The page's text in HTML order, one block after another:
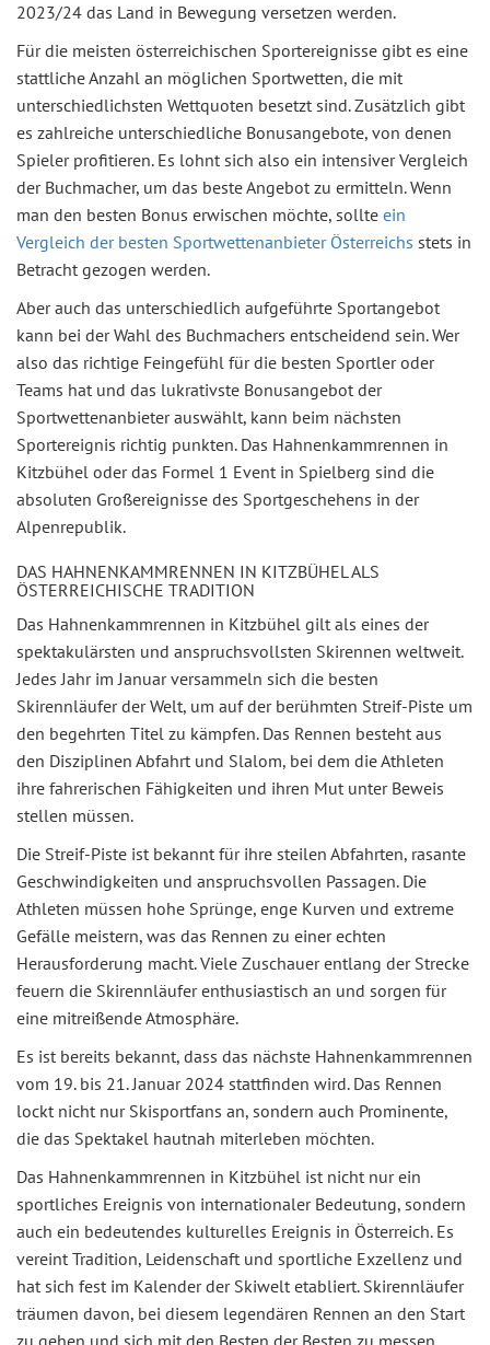
2023/24 das Land in Bewegung versetzen werden.
Für die meisten österreichischen Sportereignisse gibt es eine
stattliche Anzahl an möglichen Sportwetten, die mit
unterschiedlichsten Wettquoten besetzt sind. Zusätzlich gibt
es zahlreiche unterschiedliche Bonusangebote, von denen
Spieler profitieren. Es lohnt sich also ein intensiver Vergleich
der Buchmacher, um das beste Angebot zu ermitteln. Wenn
man den besten Bonus erwischen möchte, sollte ein
Vergleich der besten Sportwettenanbieter Österreichs stets in
Betracht gezogen werden.
Aber auch das unterschiedlich aufgeführte Sportangebot
kann bei der Wahl des Buchmachers entscheidend sein. Wer
also das richtige Feingefühl für die besten Sportler oder
Teams hat und das lukrativste Bonusangebot der
Sportwettenanbieter auswählt, kann beim nächsten
Sportereignis richtig punkten. Das Hahnenkammrennen in
Kitzbühel oder das Formel 1 Event in Spielberg sind die
absoluten Großereignisse des Sportgeschehens in der
Alpenrepublik.
DAS HAHNENKAMMRENNEN IN KITZBÜHEL ALS
ÖSTERREICHISCHE TRADITION
Das Hahnenkammrennen in Kitzbühel gilt als eines der
spektakulärsten und anspruchsvollsten Skirennen weltweit.
Jedes Jahr im Januar versammeln sich die besten
Skirennläufer der Welt, um auf der berühmten Streif-Piste um
den begehrten Titel zu kämpfen. Das Rennen besteht aus
den Disziplinen Abfahrt und Slalom, bei dem die Athleten
ihre fahrerischen Fähigkeiten und ihren Mut unter Beweis
stellen müssen.
Die Streif-Piste ist bekannt für ihre steilen Abfahrten, rasante
Geschwindigkeiten und anspruchsvollen Passagen. Die
Athleten müssen hohe Sprünge, enge Kurven und extreme
Gefälle meistern, was das Rennen zu einer echten
Herausforderung macht. Viele Zuschauer entlang der Strecke
feuern die Skirennläufer enthusiastisch an und sorgen für
eine mitreißende Atmosphäre.
Es ist bereits bekannt, dass das nächste Hahnenkammrennen
vom 19. bis 21. Januar 2024 stattfinden wird. Das Rennen
lockt nicht nur Skisportfans an, sondern auch Prominente,
die das Spektakel hautnah miterleben möchten.
Das Hahnenkammrennen in Kitzbühel ist nicht nur ein
sportliches Ereignis von internationaler Bedeutung, sondern
auch ein bedeutendes kulturelles Ereignis in Österreich. Es
vereint Tradition, Leidenschaft und sportliche Exzellenz und
hat sich fest im Kalender der Skiwelt etabliert. Skirennläufer
träumen davon, bei diesem legendären Rennen an den Start